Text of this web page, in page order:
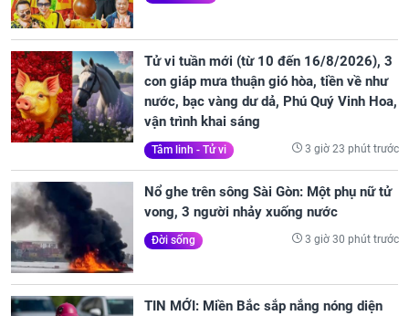
Tử vi tuần mới (từ 10 đến 16/8/2026), 3
con giáp mưa thuận gió hòa, tiền về như
nước, bạc vàng dư dả, Phú Quý Vinh Hoa,
vận trình khai sáng
Tâm linh - Tử vi 3 giờ 23 phút trước
Nổ ghe trên sông Sài Gòn: Một phụ nữ tử
vong, 3 người nhảy xuống nước
Đời sống 3 giờ 30 phút trước
TIN MỚI: Miền Bắc sắp nắng nóng diện